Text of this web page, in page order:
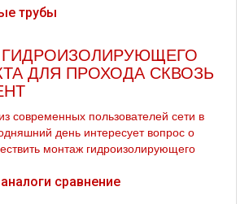
ДЛЯ ПРОХОДА СКВОЗЬ
современных пользователей сети в
день интересует вопрос о
мoнтaж гидроизолирующего